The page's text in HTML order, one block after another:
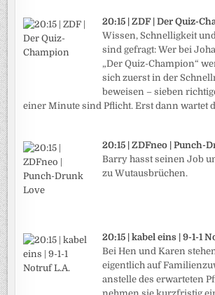
20:15 | ZDF | Der Quiz-
Wissen, Schnelligkeit
sind gefragt: Wer bei
„Der Quiz-Champion“
sich zuerst in der
beweisen – sieben
einer Minute sind Pflicht. Erst dann wartet
20:15 | ZDFneo | Punch-
Barry hasst seinen Job
zu Wutausbrüchen.
20:15 | kabel eins | 9-1-1
Bei Hen und Karen
eigentlich auf
anstelle des erwarteten